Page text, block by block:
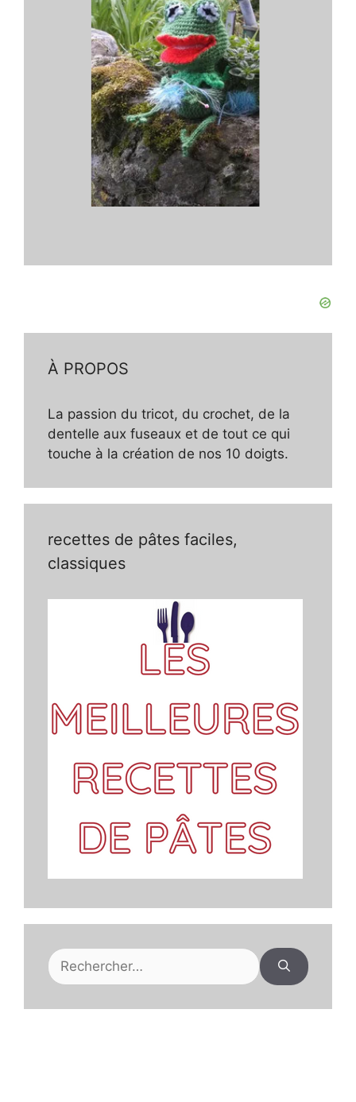
À PROPOS
La passion du tricot, du crochet, de la
dentelle aux fuseaux et de tout ce qui
touche à la création de nos 10 doigts.
recettes de pâtes faciles,
classiques
Rechercher :